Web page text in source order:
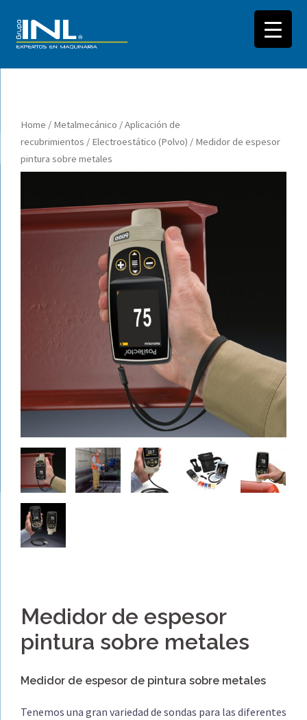
contenido
Home / Metalmecánico /Aplicación de
recubrimientos / Electroestático (Polvo) / Medidor de espesor
pintura sobre metales
Medidor de espesor
pintura sobre metales
Medidor de espesor de pintura sobre metales
Tenemos una gran variedad de sondas para las diferentes